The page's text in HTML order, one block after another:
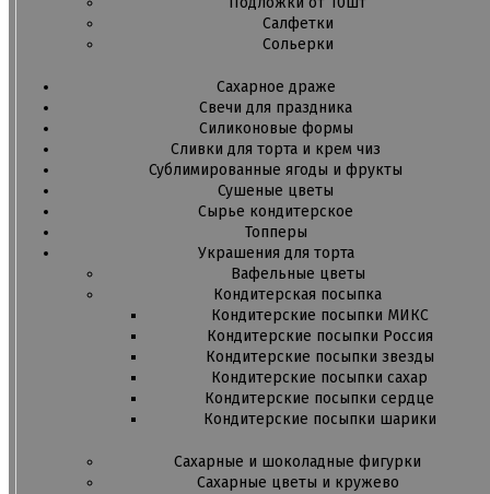
Салфетки
Сольерки
Сахарное драже
Свечи для праздника
Силиконовые формы
Сливки для торта и крем чиз
Сублимированные ягоды и фрукты
Сушеные цветы
Сырье кондитерское
Топперы
Украшения для торта
Вафельные цветы
Кондитерская посыпка
Кондитерские посыпки МИКС
Кондитерские посыпки Россия
Кондитерские посыпки звезды
Кондитерские посыпки сахар
Кондитерские посыпки сердце
Кондитерские посыпки шарики
Сахарные и шоколадные фигурки
Сахарные цветы и кружево